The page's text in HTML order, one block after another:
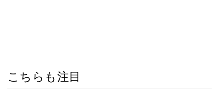
こちらも注目